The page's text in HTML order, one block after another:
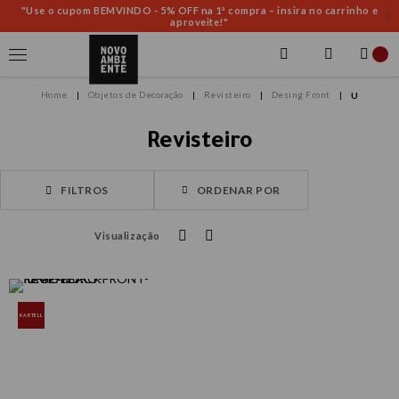
"Use o cupom BEMVINDO - 5% OFF na 1ª compra – insira no carrinho e
aproveite!"
Objetos de Decoração Revisteiro Desing Front U
Revisteiro
FILTROS ORDENAR POR
Visualização
KARTELL